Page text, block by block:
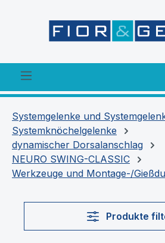
Systemgelenke und
Systemknöchelgelenke
dynamischer Dorsalanschlag
NEURO SWING-CLASSIC
Werkzeuge und Montage-/
Produkte